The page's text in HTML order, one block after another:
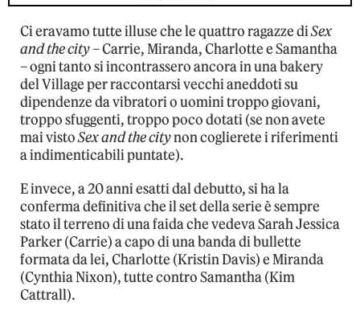
Ci eravamo tutte illuse che le quattro ragazze diSex
and the city– Carrie, Miranda, Charlotte e Samantha
– ogni tanto si incontrassero ancora in una bakery
del Village per raccontarsi vecchi aneddoti su
dipendenze da vibratori o uomini troppo giovani,
troppo sfuggenti, troppo poco dotati (se non avete
mai vistoSex and the citynon coglierete i riferimenti
a indimenticabili puntate).
E invece, a 20 anni esatti dal debutto, si ha la
conferma definitiva che il set della serie è sempre
stato il terreno di una faida che vedeva Sarah Jessica
Parker (Carrie) a capo di una banda di bullette
formata da lei, Charlotte (Kristin Davis) e Miranda
(Cynthia Nixon), tutte contro Samantha (Kim
Cattrall).